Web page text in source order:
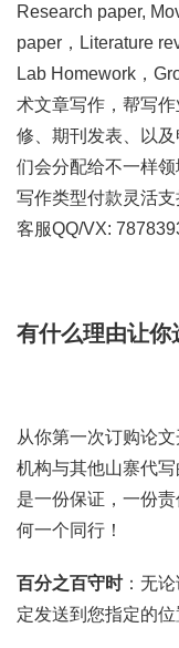
Research paper,
paper，Literature
Lab Homework，
术文章写作，帮写
修、期刊发表、以
们会分配给不一样
写作类型付款灵活
客服QQ/VX:
有什么理由让你
从你第一次订购论
机构与其他山寨代
是一份保证，一份
何一个同行！
百分之百守时：无
定发送到您指定的